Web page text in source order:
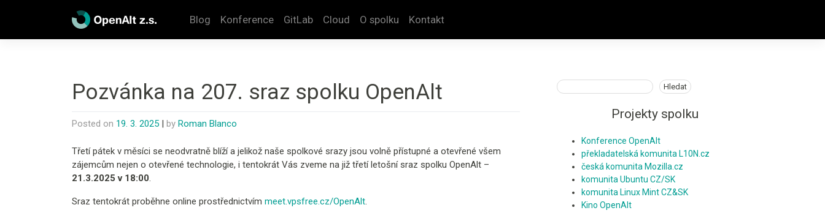
Blog Konference GitLab Cloud O spolku Kontakt
Pozvánka na 207. sraz spolku OpenAlt
Posted on 19. 3. 2025 by Roman Blanco
Třetí pátek v měsíci se neodvratně blíží a jelikož naše spolkové srazy jsou volně přístupné a otevřené všem
zájemcům nejen o otevřené technologie, i tentokrát Vás zveme na již třetí letošní sraz spolku OpenAlt –
21.3.2025 v 18:00.
Sraz tentokrát proběhne online prostřednictvím meet.vpsfree.cz/OpenAlt.
Hledat Hledat
Projekty spolku
Konference OpenAlt
překladatelská komunita L10N.cz
česká komunita Mozilla.cz
komunita Ubuntu CZ/SK
komunita Linux Mint CZ&SK
Kino OpenAlt